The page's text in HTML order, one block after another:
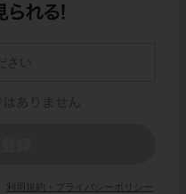
利用規約・プライバシーポリシー